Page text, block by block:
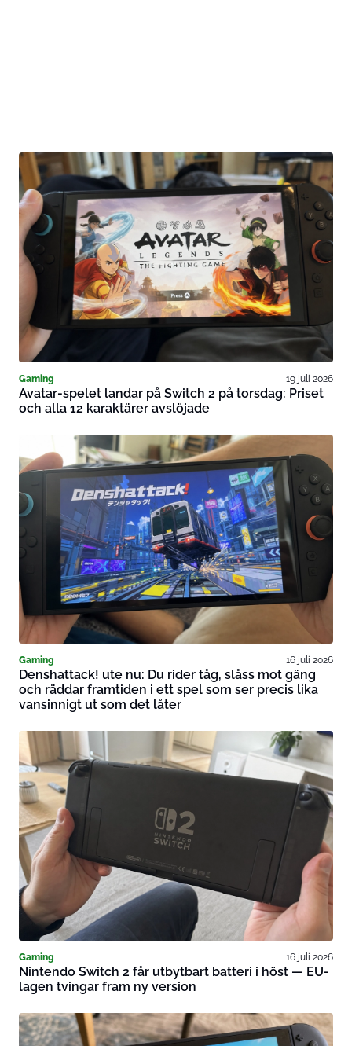
Gaming 19 juli 2026
Avatar-spelet landar på Switch 2 på torsdag: Priset
och alla 12 karaktärer avslöjade
Gaming 16 juli 2026
Denshattack! ute nu: Du rider tåg, slåss mot gäng
och räddar framtiden i ett spel som ser precis lika
vansinnigt ut som det låter
Gaming 16 juli 2026
Nintendo Switch 2 får utbytbart batteri i höst — EU-
lagen tvingar fram ny version